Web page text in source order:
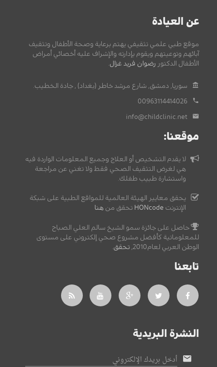
عن العيادة
موقع طبي علمي تثقيفي يهتم برعاية وصحة الأطفال وتثقيف
آبائهم وتوعيتهم ويقوم بإدارته والإشراف عليه أخصائي أمراض
الأطفال الدكتور رضوان فريد غزال.
سوريا, دمشق, شارع مرشد خاطر (بغداد) , جادة الخطيب.
00963114414026
info@childclinic.net
موقعنا:
لا يقدم التشخيص أو العلاج وجميع المعلومات الواردة فيه
هي لغرض التثقيف الصحي فقط ولا تغني عن مراجعة
واستشارة طبيب طفلك.
يحقق معايير الهيئة العالمية للمواقع الطبية على شبكة
الإنترنت HONcode تحقق من هنا
حاصل على جائزة سمو الشيخ سالم العلي الصباح
للمعلوماتية كأفضل مشروع صحي إلكتروني على مستوى
الوطن العربي لعام2010,
تحقق.
تابعنا
النشرة البريدية
أدخل بريدك الإلكتروني